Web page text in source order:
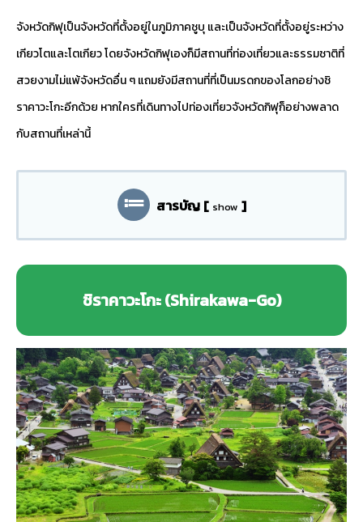
จังหวัดกิฟุเป็นจังหวัดที่ตั้งอยู่ในภูมิภาคชูบุ และเป็นจังหวัดที่ตั้งอยู่ระหว่าง
เกียวโตและโตเกียว โดยจังหวัดกิฟุเองก็มีสถานที่ท่องเที่ยวและธรรมชาติที่
สวยงามไม่แพ้จังหวัดอื่น ๆ แถมยังมีสถานที่ที่เป็นมรดกของโลกอย่างชิ
ราคาวะโกะอีกด้วย หากใครที่เดินทางไปท่องเที่ยวจังหวัดกิฟุก็อย่างพลาด
กับสถานที่เหล่านี้
สารบัญ [ show ]
ชิราคาวะโกะ (Shirakawa-Go)